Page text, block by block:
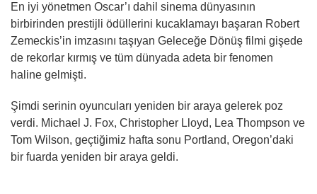
En iyi yönetmen Oscar’ı dahil sinema dünyasının
birbirinden prestijli ödüllerini kucaklamayı başaran Robert
Zemeckis’in imzasını taşıyan Geleceğe Dönüş filmi gişede
de rekorlar kırmış ve tüm dünyada adeta bir fenomen
haline gelmişti.
Şimdi serinin oyuncuları yeniden bir araya gelerek poz
verdi. Michael J. Fox, Christopher Lloyd, Lea Thompson ve
Tom Wilson, geçtiğimiz hafta sonu Portland, Oregon’daki
bir fuarda yeniden bir araya geldi.